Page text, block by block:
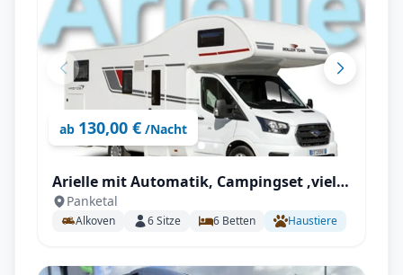
ab 130,00 € /Nacht
Arielle mit Automatik, Campingset ,viel
Staumöglichkeiten uvm.
Panketal
Alkoven 6Sitze 6 Betten Haustiere